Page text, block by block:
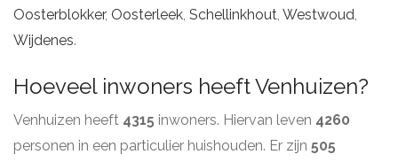
Oosterblokker, Oosterleek, Schellinkhout, Westwoud,
Wijdenes.
Hoeveel inwoners heeft Venhuizen?
Venhuizen heeft 4315 inwoners. Hiervan leven 4260
personen in een particulier huishouden. Er zijn 505